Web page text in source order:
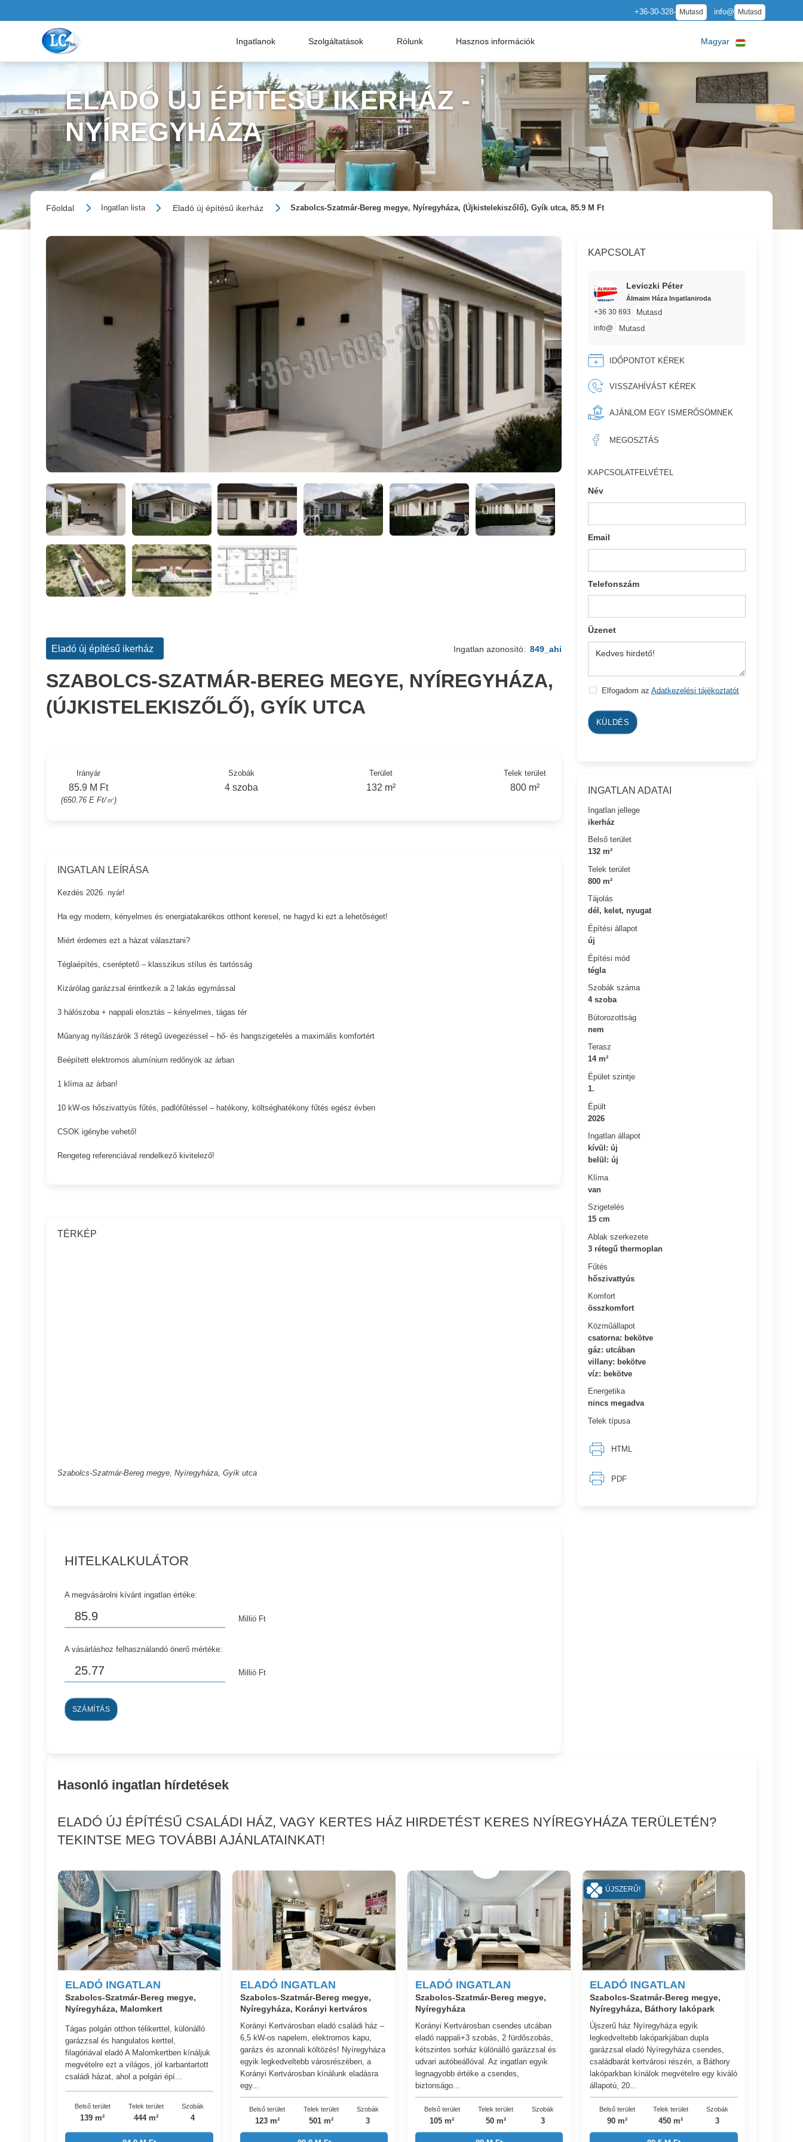
+36-30-328- Mutasd info@ Mutasd
Ingatlanok Szolgáltatások Rólunk Hasznos információk Magyar
ELADÓ ÚJ ÉPÍTÉSŰ IKERHÁZ -
NYÍREGYHÁZA
Főoldal Ingatlan lista Eladó új építésű ikerház Szabolcs-Szatmár-Bereg megye, Nyíregyháza, (Újkistelekiszőlő), Gyík utca, 85.9 M Ft
KAPCSOLAT
Leviczki Péter
Álmaim Háza Ingatlaniroda
+36 30 693 Mutasd
info@ Mutasd
IDŐPONTOT KÉREK
VISSZAHÍVÁST KÉREK
AJÁNLOM EGY ISMERŐSÖMNEK
MEGOSZTÁS
KAPCSOLATFELVÉTEL
Név
Email
Telefonszám
Üzenet
Elfogadom az Adatkezelési tájékoztatót
KÜLDÉS
INGATLAN ADATAI
Ingatlan jellege
ikerház
Belső terület
132 m²
Telek terület
800 m²
Tájolás
dél, kelet, nyugat
Építési állapot
új
Építési mód
tégla
Szobák száma
4 szoba
Bútorozottság
nem
Terasz
14 m²
Épület szintje
1.
Épült
2026
Ingatlan állapot
kívül: új
belül: új
Klíma
van
Szigetelés
15 cm
Ablak szerkezete
3 rétegű thermoplan
Fűtés
hőszivattyús
Komfort
összkomfort
Közműállapot
csatorna: bekötve
gáz: utcában
villany: bekötve
víz: bekötve
Energetika
nincs megadva
Telek típusa
HTML
PDF
Eladó új építésű ikerház Ingatlan azonosító: 849_ahi
SZABOLCS-SZATMÁR-BEREG MEGYE, NYÍREGYHÁZA,
(ÚJKISTELEKISZŐLŐ), GYÍK UTCA
Irányár
85.9 M Ft
(650.76 E Ft/㎡)
Szobák
4 szoba
Terület
132 m²
Telek terület
800 m²
INGATLAN LEÍRÁSA
Kezdés 2026. nyár!
Ha egy modern, kényelmes és energiatakarékos otthont keresel, ne hagyd ki ezt a lehetőséget!
Miért érdemes ezt a házat választani?
Téglaépítés, cseréptető – klasszikus stílus és tartósság
Kizárólag garázzsal érintkezik a 2 lakás egymással
3 hálószoba + nappali elosztás – kényelmes, tágas tér
Műanyag nyílászárók 3 rétegű üvegezéssel – hő- és hangszigetelés a maximális komfortért
Beépített elektromos alumínium redőnyök az árban
1 klíma az árban!
10 kW-os hőszivattyús fűtés, padlófűtéssel – hatékony, költséghatékony fűtés egész évben
CSOK igénybe vehető!
Rengeteg referenciával rendelkező kivitelező!
TÉRKÉP
Szabolcs-Szatmár-Bereg megye, Nyíregyháza, Gyík utca
HITELKALKULÁTOR
A megvásárolni kívánt ingatlan értéke:
Millió Ft
A vásárláshoz felhasználandó önerő mértéke:
Millió Ft
SZÁMÍTÁS
Hasonló ingatlan hírdetések
ELADÓ ÚJ ÉPÍTÉSŰ CSALÁDI HÁZ, VAGY KERTES HÁZ HIRDETÉST KERES NYÍREGYHÁZA TERÜLETÉN?
TEKINTSE MEG TOVÁBBI AJÁNLATAINKAT!
ELADÓ INGATLAN
Szabolcs-Szatmár-Bereg megye,
Nyíregyháza, Malomkert
Tágas polgári otthon télikerttel, különálló
garázzsal és hangulatos kerttel,
filagóriával eladó A Malomkertben kínáljuk
megvételre ezt a világos, jól karbantartott
családi házat, ahol a polgári épí...
Belső terület
139 m²
Telek terület
444 m²
Szobák
4
ELADÓ INGATLAN
Szabolcs-Szatmár-Bereg megye,
Nyíregyháza, Korányi kertváros
Korányi Kertvárosban eladó családi ház –
6,5 kW-os napelem, elektromos kapu,
garázs és azonnali költözés! Nyíregyháza
egyik legkedveltebb városrészében, a
Korányi Kertvárosban kínálunk eladásra
egy...
Belső terület
123 m²
Telek terület
501 m²
Szobák
3
ELADÓ INGATLAN
Szabolcs-Szatmár-Bereg megye,
Nyíregyháza
Korányi Kertvárosban csendes utcában
eladó nappali+3 szobás, 2 fürdőszobás,
kétszintes sorház különálló garázzsal és
udvari autóbeállóval. Az ingatlan egyik
legnagyobb értéke a csendes,
biztonságo...
Belső terület
105 m²
Telek terület
50 m²
Szobák
3
ELADÓ INGATLAN
Szabolcs-Szatmár-Bereg megye,
Nyíregyháza, Báthory lakópark
Újszerű ház Nyíregyháza egyik
legkedveltebb lakóparkjában dupla
garázzsal eladó Nyíregyháza csendes,
családbarát kertvárosi részén, a Báthory
lakóparkban kínálok megvételre egy kiváló
állapotú, 20...
Belső terület
90 m²
Telek terület
450 m²
Szobák
3
ÚJSZERŰ!